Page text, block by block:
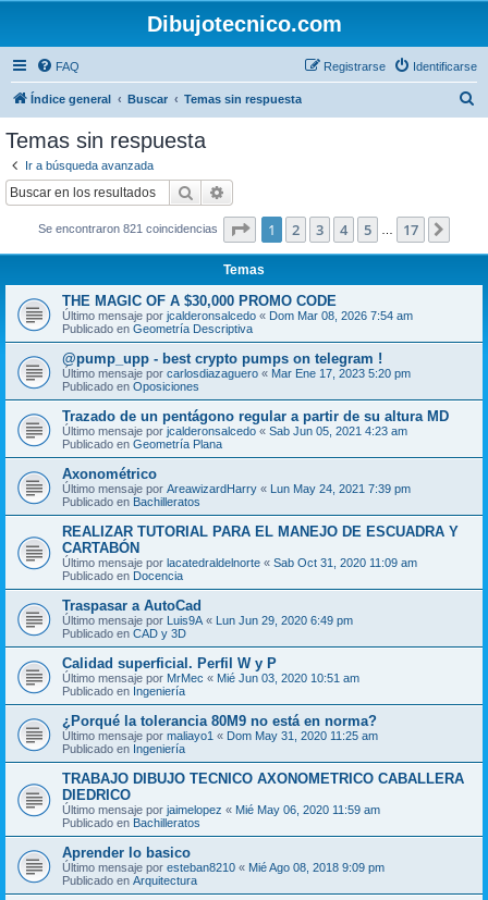
Dibujotecnico.com
FAQ Identificarse
Registrarse
Índice general Buscar Temas sin respuesta
Temas sin respuesta
Ir a búsqueda avanzada
Buscar
Se encontraron 821 coincidencias Página de 17
1 2 3 4 5 17
Temas
THE MAGIC OF A $30,000 PROMO CODE
Último mensaje por jcalderonsalcedo « Dom Mar 08, 2026 7:54 am
Publicado en Geometría Descriptiva
@pump_upp - best crypto pumps on telegram !
Último mensaje por carlosdiazaguero « Mar Ene 17, 2023 5:20 pm
Publicado en Oposiciones
Trazado de un pentágono regular a partir de su altura MD
Último mensaje por jcalderonsalcedo « Sab Jun 05, 2021 4:23 am
Publicado en Geometría Plana
Axonométrico
Último mensaje por AreawizardHarry « Lun May 24, 2021 7:39 pm
Publicado en Bachilleratos
REALIZAR TUTORIAL PARA EL MANEJO DE ESCUADRA Y
CARTABÓN
Último mensaje por lacatedraldelnorte « Sab Oct 31, 2020 11:09 am
Publicado en Docencia
Traspasar a AutoCad
Último mensaje por Luis9A « Lun Jun 29, 2020 6:49 pm
Publicado en CAD y 3D
Calidad superficial. Perfil W y P
Último mensaje por MrMec « Mié Jun 03, 2020 10:51 am
Publicado en Ingeniería
¿Porqué la tolerancia 80M9 no está en norma?
Último mensaje por maliayo1 « Dom May 31, 2020 11:25 am
Publicado en Ingeniería
TRABAJO DIBUJO TECNICO AXONOMETRICO CABALLERA
DIEDRICO
Último mensaje por jaimelopez « Mié May 06, 2020 11:59 am
Publicado en Bachilleratos
Aprender lo basico
Último mensaje por esteban8210 « Mié Ago 08, 2018 9:09 pm
Publicado en Arquitectura